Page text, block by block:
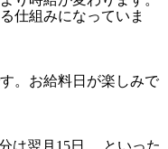
仕組みになっていま
。お給料日が楽しみで
は翌月15日、 といった